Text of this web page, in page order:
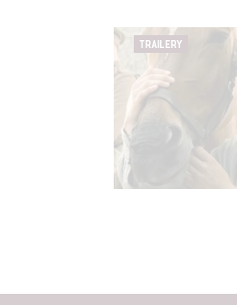
TRAILERY